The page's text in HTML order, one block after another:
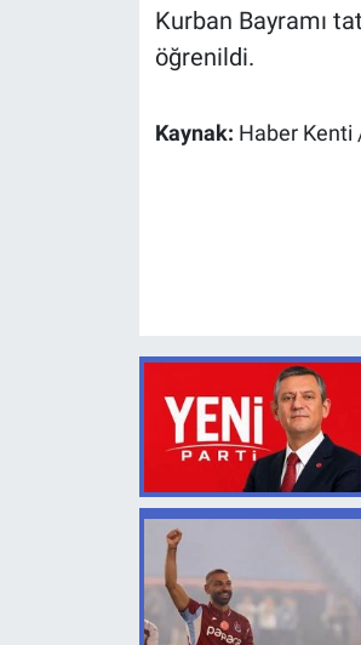
Kurban Bayramı
öğrenildi.
Kaynak: Haber Kenti